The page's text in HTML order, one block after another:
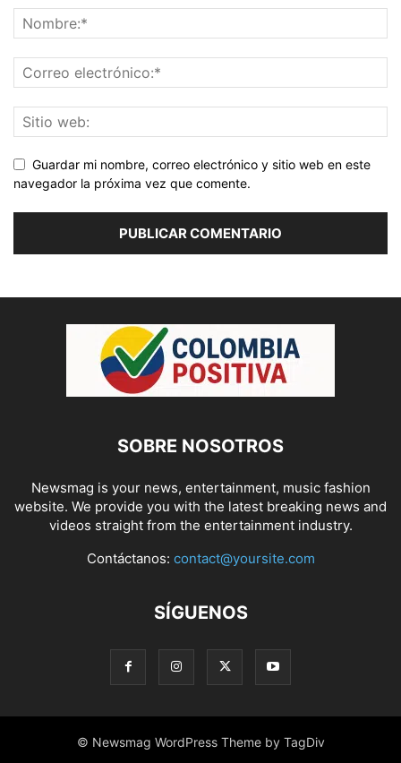
Guardar mi nombre, correo electrónico y sitio web en este
navegador la próxima vez que comente.
SOBRE NOSOTROS
Newsmag is your news, entertainment, music fashion
website. We provide you with the latest breaking news and
videos straight from the entertainment industry.
Contáctanos: contact@yoursite.com
SÍGUENOS
© Newsmag WordPress Theme by TagDiv